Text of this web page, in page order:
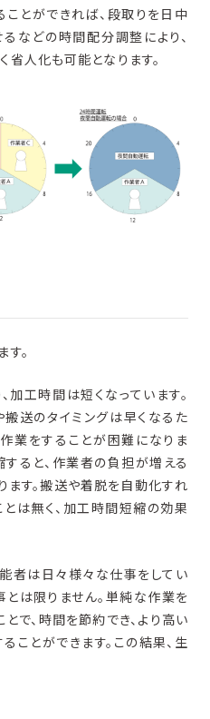
ことができれば、段取りを日中
などの時間配分調整により、
人化も可能となります。
。
工時間は短くなっています。
搬送のタイミングは早くなるた
業をすることが困難になりま
ると、作業者の負担が増える
ます。搬送や着脱を自動化すれ
とは無く、加工時間短縮の効果
者は日々様々な仕事をしてい
とは限りません。単純な作業を
で、時間を節約でき、より高い
ことができます。この結果、生